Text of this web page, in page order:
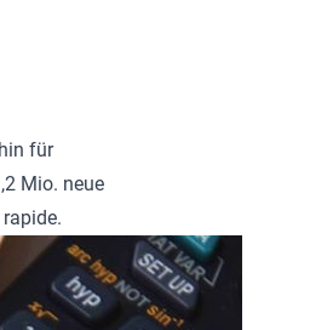
für
Mio. neue